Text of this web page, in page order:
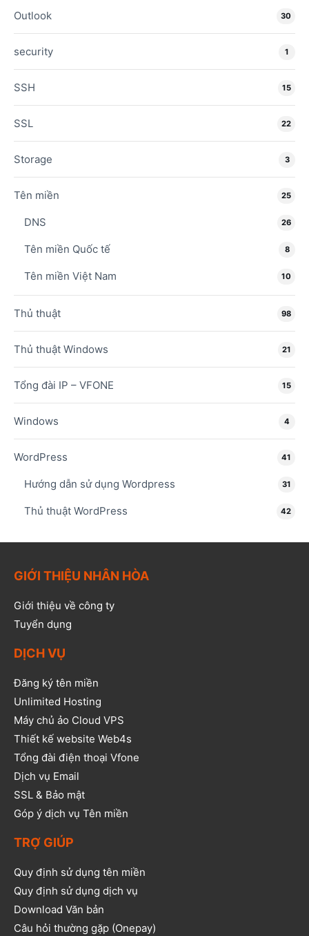
Outlook 30
security 1
SSH 15
SSL 22
Storage 3
Tên miền 25
DNS 26
Tên miền Quốc tế 8
Tên miền Việt Nam 10
Thủ thuật 98
Thủ thuật Windows 21
Tổng đài IP – VFONE 15
Windows 4
WordPress 41
Hướng dẫn sử dụng Wordpress 31
Thủ thuật WordPress 42
GIỚI THIỆU NHÂN HÒA
Giới thiệu về công ty
Tuyển dụng
DỊCH VỤ
Đăng ký tên miền
Unlimited Hosting
Máy chủ ảo Cloud VPS
Thiết kế website Web4s
Tổng đài điện thoại Vfone
Dịch vụ Email
SSL & Bảo mật
Góp ý dịch vụ Tên miền
TRỢ GIÚP
Quy định sử dụng tên miền
Quy định sử dụng dịch vụ
Download Văn bản
Câu hỏi thường gặp (Onepay)